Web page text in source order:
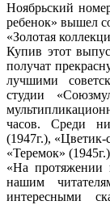
Ноябрьский
ребенок»вышел
«Золотая
Купив этот
получат
лучшими
студии
часов. Среди
(1947г.), «Цветик-
«Теремок»
«На протяжении
нашим
интересными